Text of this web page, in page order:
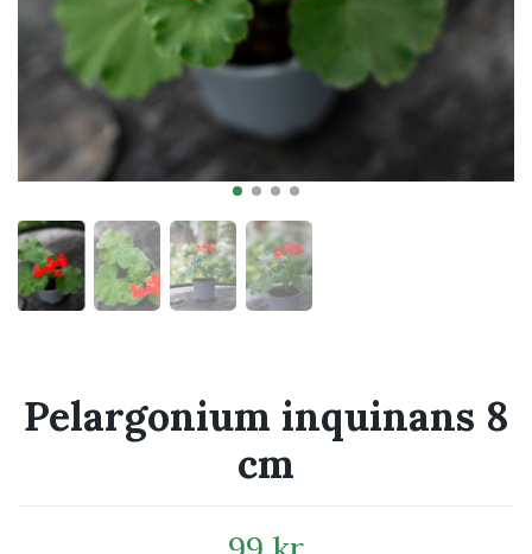
Pelargonium inquinans 8
cm